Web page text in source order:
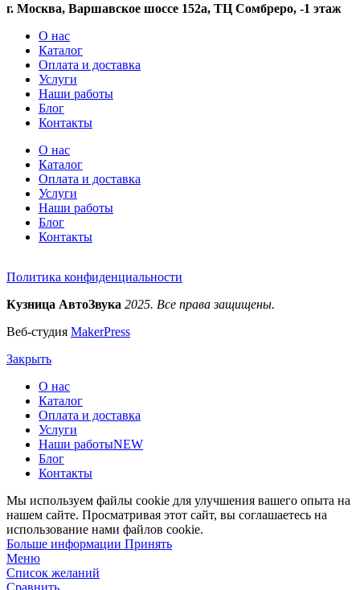
г. Москва, Варшавское шоссе 152а, ТЦ Сомбреро, -1 этаж
О нас
Каталог
Оплата и доставка
Услуги
Наши работы
Блог
Контакты
О нас
Каталог
Оплата и доставка
Услуги
Наши работы
Блог
Контакты
Политика конфиденциальности
Кузница АвтоЗвука 2025. Все права защищены.
Веб-студия MakerPress
Закрыть
О нас
Каталог
Оплата и доставка
Услуги
Наши работыNEW
Блог
Контакты
Мы используем файлы cookie для улучшения вашего опыта на
нашем сайте. Просматривая этот сайт, вы соглашаетесь на
использование нами файлов cookie.
Больше информации Больше
Принять
Меню
Список желаний
Сравнить